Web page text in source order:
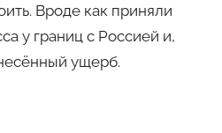
Вроде как приняли
у границ с Россией и,
ущерб.